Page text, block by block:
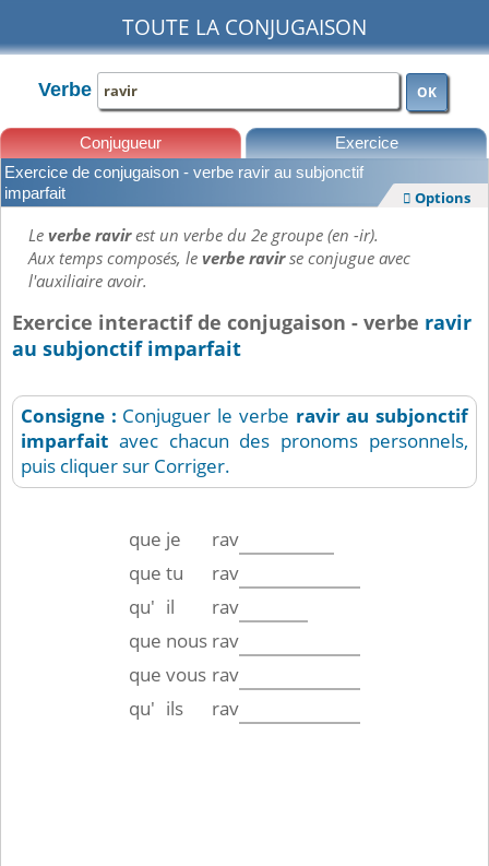
TOUTE LA CONJUGAISON
Verbe OK
Conjugueur Exercice
Leçons
Exercice de conjugaison - verbe ravir au subjonctif
imparfait
 Options
Leverbe ravirest un verbe du 2e groupe (en -ir).
Aux temps composés, leverbe ravirse conjugue avec
l'auxiliaire avoir.
Exercice interactif de conjugaison - verbe ravir
au subjonctif imparfait
Consigne : Conjuguer le verbe ravir au subjonctif
imparfait avec chacun des pronoms personnels,
puis cliquer sur Corriger.
que je
rav
que tu
rav
qu' il
rav
que nous rav
que vous rav
qu' ils rav